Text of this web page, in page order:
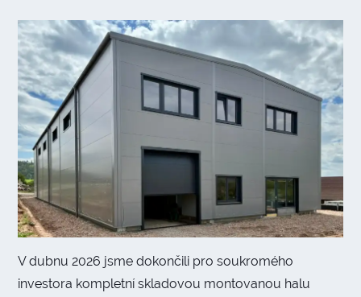
V dubnu 2026 jsme dokončili pro soukromého
investora kompletní skladovou montovanou halu